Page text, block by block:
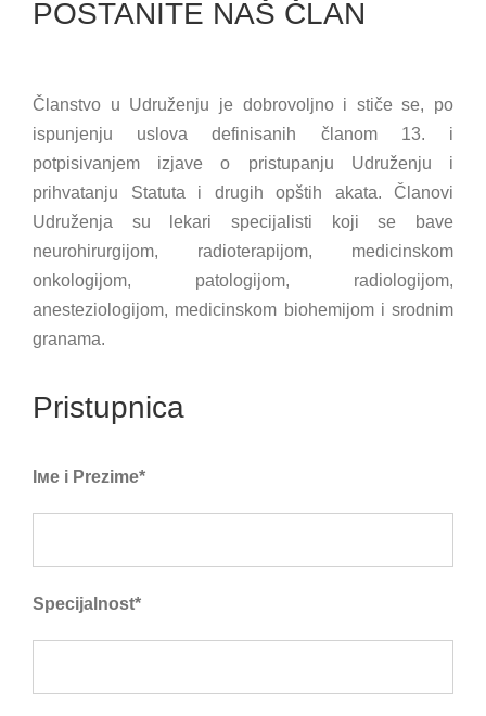
POSTANITE NAŠ ČLAN
Članstvo u Udruženju je dobrovoljno i stiče se, po
ispunjenju uslova definisanih članom 13. i
potpisivanjem izjave o pristupanju Udruženju i
prihvatanju Statuta i drugih opštih akata. Članovi
Udruženja su lekari specijalisti koji se bave
neurohirurgijom, radioterapijom, medicinskom
onkologijom, patologijom, radiologijom,
anesteziologijom, medicinskom biohemijom i srodnim
granama.
Pristupnica
Iме i Prezime*
Specijalnost*